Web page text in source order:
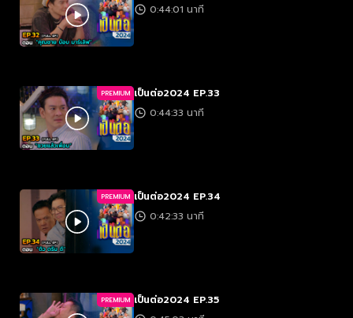
0:44:01 นาที
PREMIUM เป็นต่อ2024 EP.33
0:44:33 นาที
PREMIUM เป็นต่อ2024 EP.34
0:42:33 นาที
PREMIUM เป็นต่อ2024 EP.35